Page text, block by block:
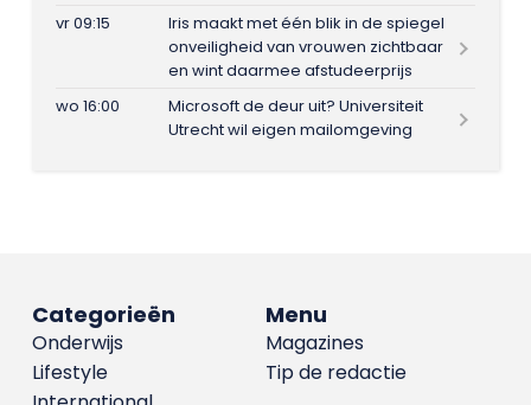
vr 09:15
Iris maakt met één blik in de spiegel
onveiligheid van vrouwen zichtbaar
en wint daarmee afstudeerprijs
wo 16:00
Microsoft de deur uit? Universiteit
Utrecht wil eigen mailomgeving
Menu
Magazines
Tip de redactie
Categorieën
Onderwijs
Lifestyle